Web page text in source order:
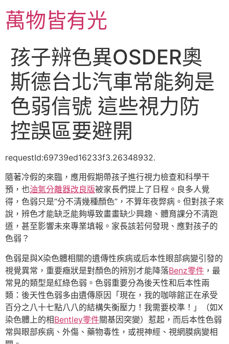
主萬物皆有光
孩子辨色異OSDER奧
斯德台北汽車常能夠是
色弱信號 這些視力防
控誤區要避開
requestId:69739ed16233f3.26348932.
隨著冷假的來臨，應用假期帶孩子進行視力檢查和科學干
預，也油氣分離器改良版被家長們提上了日程。良多人覺
得，色弱只是“分不清幾種顏色”，不算年夜弊病。但對孩子來
說，辨色才能缺乏能夠導致畫畫缺少興趣、體育課分不清跑
道，甚至影響未來專業填報。家長該若何發現、應對孩子的
色弱？
色弱是與X染色體相關的遺傳性疾病或后本性眼部病變引發的
視覺異常，重要癥狀是對顏色的辨別才能降落Benz零件 ，最
常見的類型是紅綠色弱。色弱重要分為後天性和后本性兩
類：後天性色弱多由遺傳原因「現在，我的咖啡館正在承受
百分之八十七點八八的結構失衡壓力！我需要校準！」（如X
染色體上的相Bentley零件關基因突變）惹起，而后本性色弱
常與眼部疾病、外傷、藥物毒性，或視神經、視網膜病變相